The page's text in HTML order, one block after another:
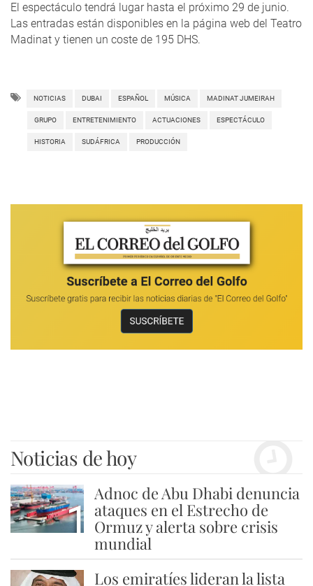
El espectáculo tendrá lugar hasta el próximo 29 de junio.
Las entradas están disponibles en la página web del Teatro
Madinat y tienen un coste de 195 DHS.
NOTICIAS DUBAI ESPAÑOL MÚSICA MADINAT JUMEIRAH
GRUPO ENTRETENIMIENTO ACTUACIONES ESPECTÁCULO
HISTORIA SUDÁFRICA PRODUCCIÓN
Noticias de hoy
1
Adnoc de Abu Dhabi denuncia
ataques en el Estrecho de
Ormuz y alerta sobre crisis
mundial
Los emiratíes lideran la lista